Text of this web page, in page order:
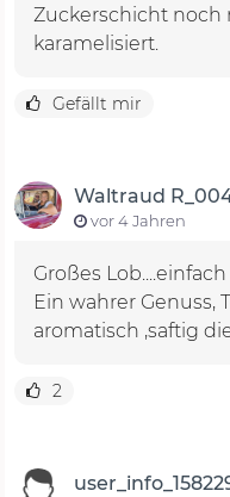
Zuckerschicht
karamelisiert.
Gefällt mir
Waltraud
vor 4 Jahren
Großes
Ein wahrer Genuss,
aromatisch ,saftig
2